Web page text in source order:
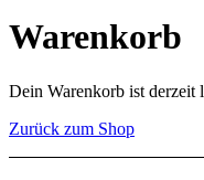
Warenkorb
Dein Warenkorb ist derzeit
Zurück zum Shop